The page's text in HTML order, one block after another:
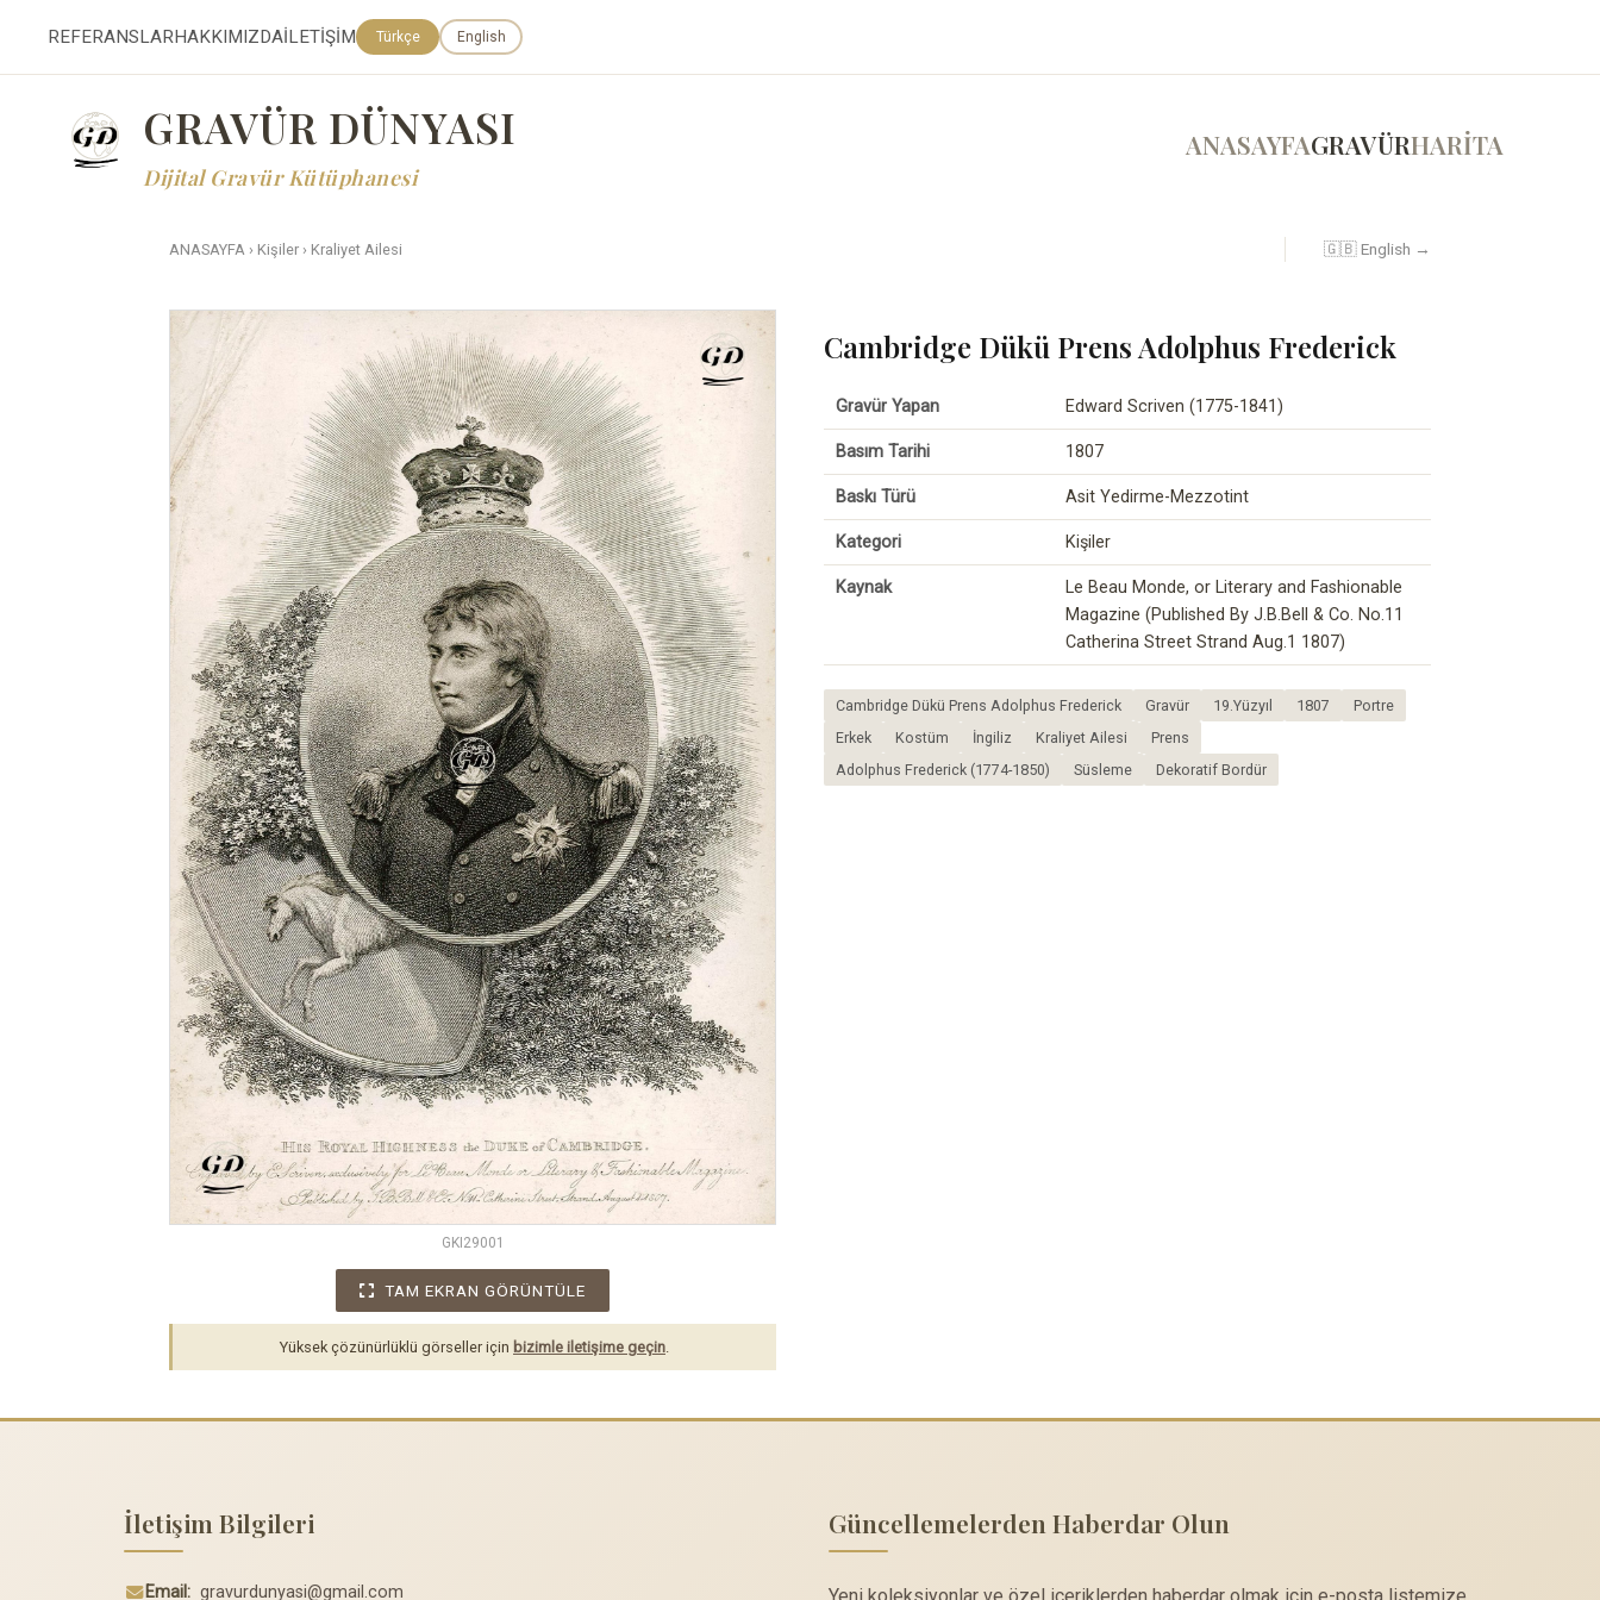
REFERANSLARHAKKIMIZDAİLETİŞİM Türkçe English
GRAVÜR DÜNYASI
Dijital Gravür Kütüphanesi
ANASAYFAGRAVÜRHARİTA
ANASAYFA › Kişiler › Kraliyet Ailesi 🇬🇧 English →
GKI29001
TAM EKRAN GÖRÜNTÜLE
Yüksek çözünürlüklü görseller için bizimle iletişime geçin.
Cambridge Dükü Prens Adolphus Frederick
Gravür Yapan Edward Scriven (1775-1841)
Basım Tarihi 1807
Baskı Türü Asit Yedirme-Mezzotint
Kategori Kişiler
Kaynak
Le Beau Monde, or Literary and Fashionable
Magazine (Published By J.B.Bell & Co. No.11
Catherina Street Strand Aug.1 1807)
Cambridge Dükü Prens Adolphus Frederick Gravür 19.Yüzyıl 1807
Portre
Erkek
Kostüm İngiliz Kraliyet Ailesi
Prens
Adolphus Frederick (1774-1850)
Süsleme Dekoratif Bordür
İletişim Bilgileri
Email: gravurdunyasi@gmail.com
Güncellemelerden Haberdar Olun